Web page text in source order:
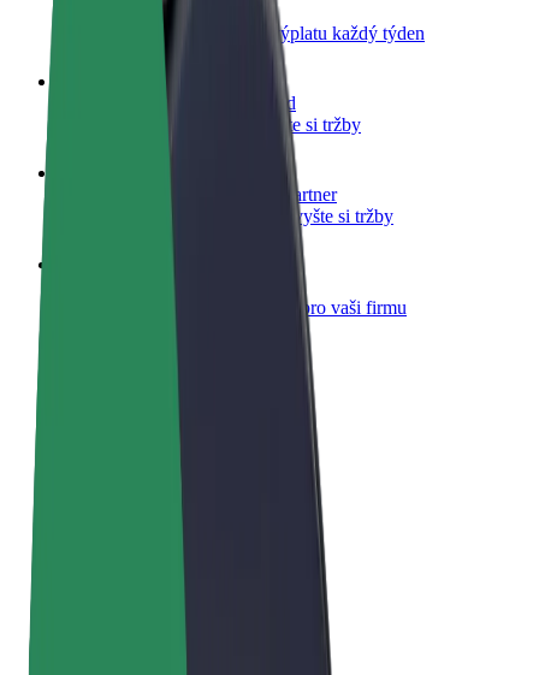
Staňte se kurýrem
Doručujte jídlo a dostávejte výplatu každý týden
Přidejte restauraci nebo obchod
Oslovte více zákazníků a zvyšte si tržby
Zaregistrujte se jako flotilový partner
Přidejte svou flotilu k Boltu a zvyšte si tržby
Produkty a služby Boltu přesně pro vaši firmu
Obchodní podmínky